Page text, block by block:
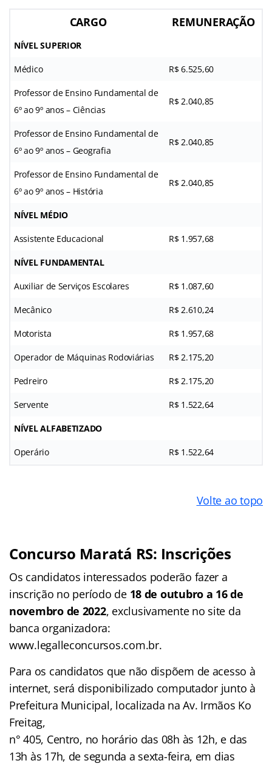
CARGO REMUNERAÇÃO
NÍVEL SUPERIOR
Médico R$ 6.525,60
Professor de Ensino Fundamental de
6º ao 9º anos – Ciências
R$ 2.040,85
Professor de Ensino Fundamental de
6º ao 9º anos – Geografia
R$ 2.040,85
Professor de Ensino Fundamental de
6º ao 9º anos – História
R$ 2.040,85
NÍVEL MÉDIO
Assistente Educacional R$ 1.957,68
NÍVEL FUNDAMENTAL
Auxiliar de Serviços Escolares R$ 1.087,60
Mecânico R$ 2.610,24
Motorista R$ 1.957,68
Operador de Máquinas Rodoviárias R$ 2.175,20
Pedreiro R$ 2.175,20
Servente R$ 1.522,64
NÍVEL ALFABETIZADO
Operário R$ 1.522,64
Volte ao topo
Concurso Maratá RS: Inscrições
Os candidatos interessados poderão fazer a
inscrição no período de18 de outubro a 16 de
novembro de 2022, exclusivamente no site da
banca organizadora:
www.legalleconcursos.com.br.
Para os candidatos que não dispõem de acesso à
internet, será disponibilizado computador junto à
Prefeitura Municipal, localizada na Av. Irmãos Ko
Freitag,
n° 405, Centro, no horário das 08h às 12h, e das
13h às 17h, de segunda a sexta-feira, em dias